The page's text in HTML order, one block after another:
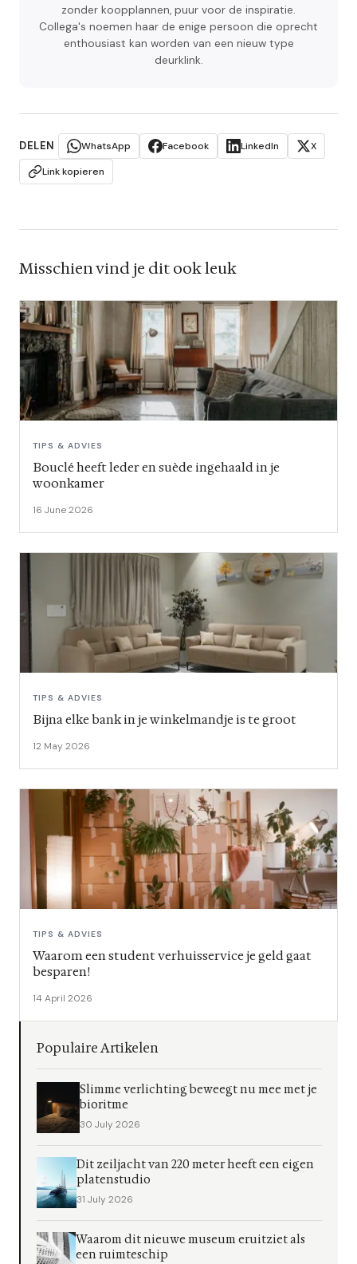
zonder koopplannen, puur voor de inspiratie.
Collega's noemen haar de enige persoon die oprecht
enthousiast kan worden van een nieuw type
deurklink.
DELEN WhatsApp Facebook LinkedIn
X
Link kopieren
Misschien vind je dit ook leuk
TIPS & ADVIES
Bouclé heeft leder en suède ingehaald in je
woonkamer
16 June 2026
TIPS & ADVIES
Bijna elke bank in je winkelmandje is te groot
12 May 2026
TIPS & ADVIES
Waarom een student verhuisservice je geld gaat
besparen!
14 April 2026
Populaire Artikelen
Slimme verlichting beweegt nu mee met je
bioritme
30 July 2026
Dit zeiljacht van 220 meter heeft een eigen
platenstudio
31 July 2026
Waarom dit nieuwe museum eruitziet als
een ruimteschip